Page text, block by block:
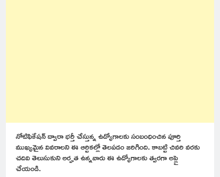
నోటిఫికేషన్ ద్వారా భర్తీ చేస్తున్న ఉద్యోగాలకు సంబంధించిన పూర్తి
ముఖ్యమైన వివరాలని ఈ ఆర్టికల్లో తెలపడం జరిగింది. కాబట్టి చివరి వరకు
చదివి తెలుసుకుని అర్హత ఉన్నవారు ఈ ఉద్యోగాలకు త్వరగా అప్లై
చేయండి.